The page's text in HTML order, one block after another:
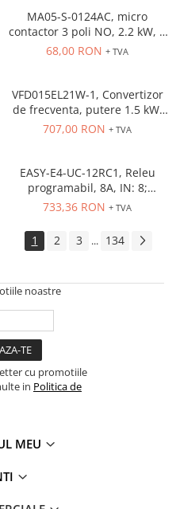
MA05-S-0124AC, micro
contactor 3 poli NO, 2.2 kW, 5
A, Aux Cont 1NC , bobina 24 V
68,00 RON + TVA
VFD015EL21W-1, Convertizor
de frecventa, putere 1.5 kW,
7.5 A, IN: 1 x 230 VAC, OUT: 3
707,00 RON + TVA
EASY-E4-UC-12RC1, Releu
programabil, 8A, IN: 8;
Int.analogica: 4
733,36 RON + TVA
1 2 3 ... 134
noastre
cu promotiile
in Politica de
MEU